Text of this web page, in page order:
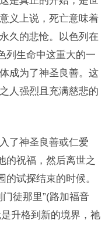
义上说，死亡意味着
久的悲怆。以色列在
列生命中这重大的一
成为了神圣良善。这
人强烈且充满慈悲的
了神圣良善或仁爱
的祝福，然后离世之
的试探结束的时候。
徒那里”(路加福音
升格到新的境界，祂